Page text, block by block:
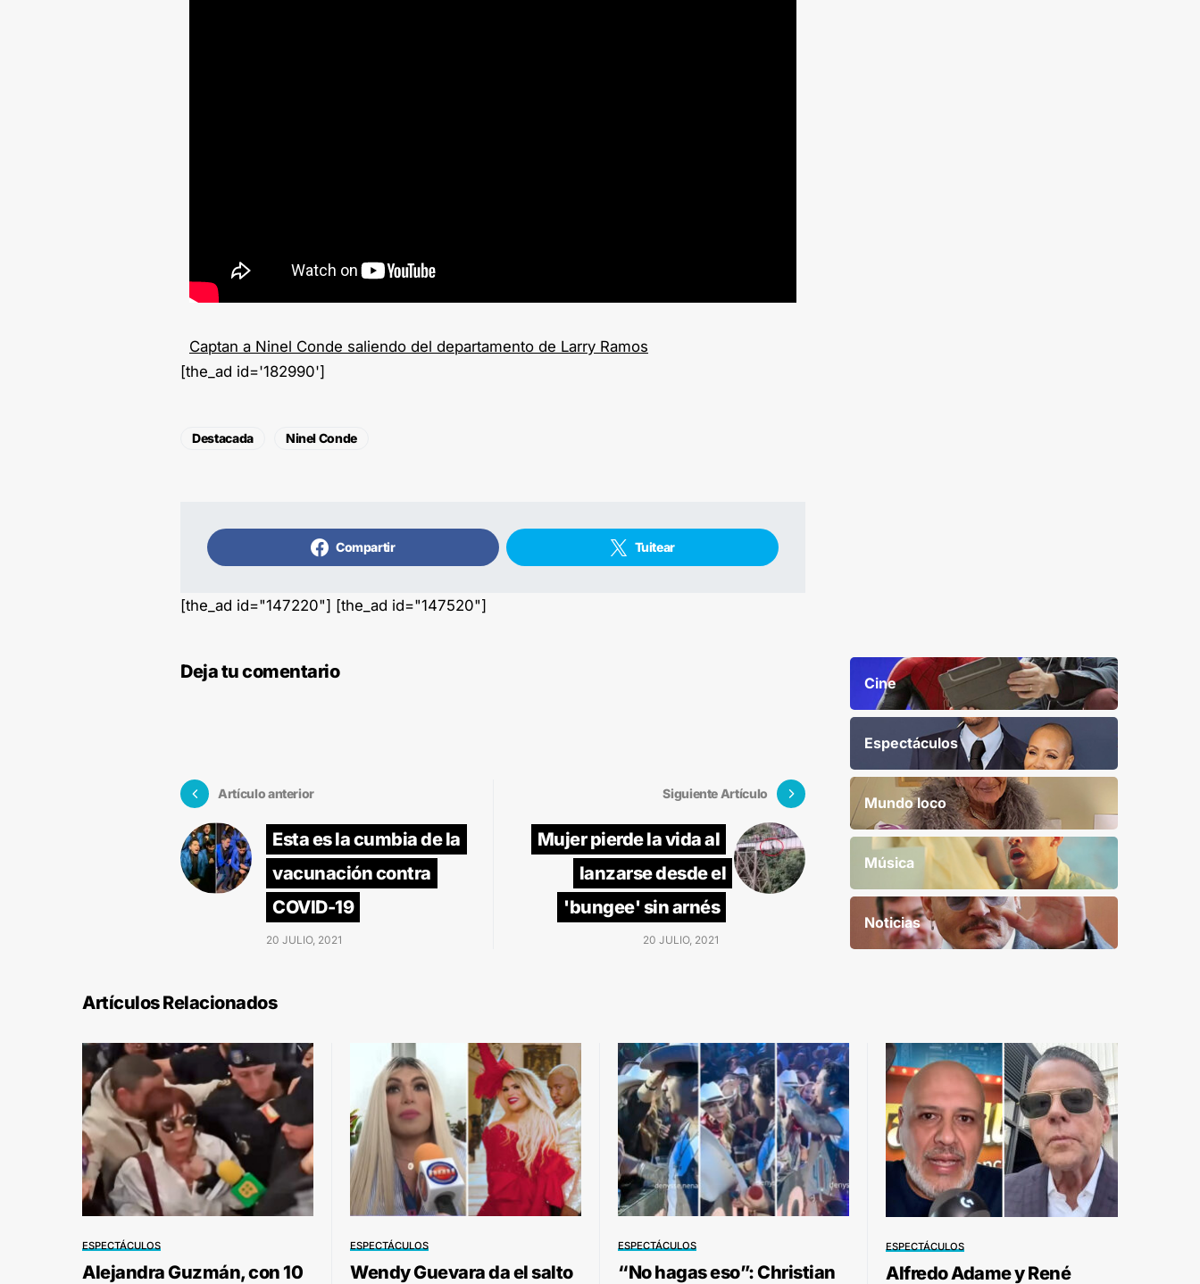
Captan a Ninel Conde saliendo del departamento de Larry Ramos
[the_ad id='182990']
Destacada Ninel Conde
Compartir Tuitear
[the_ad id="147220"] [the_ad id="147520"]
Deja tu comentario
Artículo anterior
Esta es la cumbia de la
vacunación contra
COVID-19
20 JULIO, 2021
Siguiente Artículo
Mujer pierde la vida al
lanzarse desde el
'bungee' sin arnés
20 JULIO, 2021
Cine
Espectáculos
Mundo loco
Música
Noticias
Artículos Relacionados
ESPECTÁCULOS
Alejandra Guzmán, con 10
ESPECTÁCULOS
Wendy Guevara da el salto
ESPECTÁCULOS
“No hagas eso”: Christian
ESPECTÁCULOS
Alfredo Adame y René